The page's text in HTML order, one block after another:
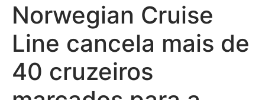
Norwegian Cruise
Line cancela mais de
40 cruzeiros